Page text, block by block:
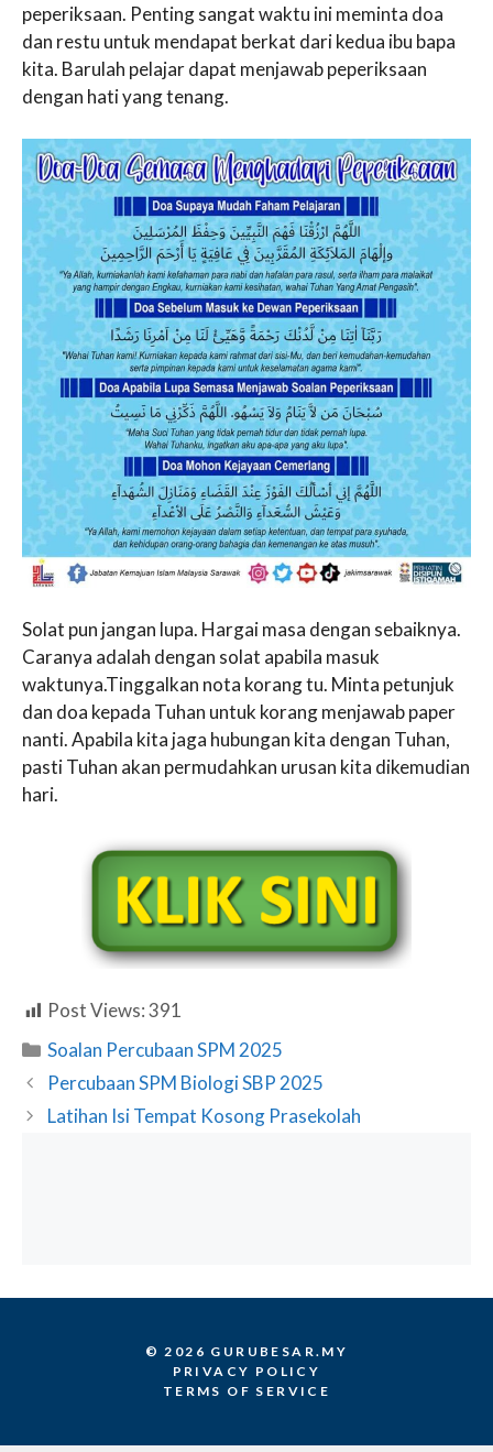
peperiksaan. Penting sangat waktu ini meminta doa
dan restu untuk mendapat berkat dari kedua ibu bapa
kita. Barulah pelajar dapat menjawab peperiksaan
dengan hati yang tenang.
Solat pun jangan lupa. Hargai masa dengan sebaiknya.
Caranya adalah dengan solat apabila masuk
waktunya.Tinggalkan nota korang tu. Minta petunjuk
dan doa kepada Tuhan untuk korang menjawab paper
nanti. Apabila kita jaga hubungan kita dengan Tuhan,
pasti Tuhan akan permudahkan urusan kita dikemudian
hari.
Post Views:391
Categories
Soalan Percubaan SPM 2025
Percubaan SPM Biologi SBP 2025
Latihan Isi Tempat Kosong Prasekolah
© 2026 GURUBESAR.MY
PRIVACY POLICY
TERMS OF SERVICE